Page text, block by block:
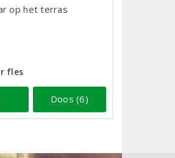
op het terras
fles
Doos (6)